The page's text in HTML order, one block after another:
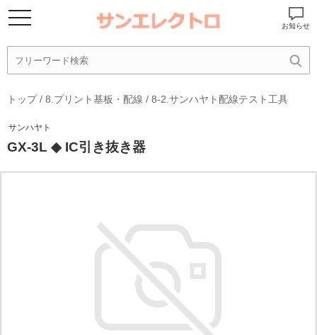
お知らせ
トップ/ 8.プリント基板・配線 / 8-2.サンハヤト配線テスト工具
サンハヤト
GX-3L ◆ IC引き抜き器